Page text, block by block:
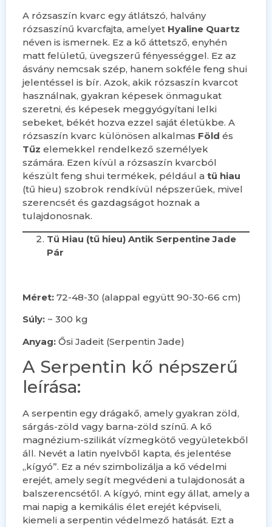
A rózsaszín kvarc egy átlátszó, halvány
rózsaszínű kvarcfajta, amelyet Hyaline Quartz
néven is ismernek. Ez a kő áttetsző, enyhén
matt felületű, üvegszerű fényességgel. Ez az
ásvány nemcsak szép, hanem sokféle feng shui
jelentéssel is bír. Azok, akik rózsaszín kvarcot
használnak, gyakran képesek önmagukat
szeretni, és képesek meggyógyítani lelki
sebeket, békét hozva ezzel saját életükbe. A
rózsaszín kvarc különösen alkalmas Föld és
Tűz elemekkel rendelkező személyek
számára. Ezen kívül a rózsaszín kvarcból
készült feng shui termékek, például a tü hiau
(tű hieu) szobrok rendkívül népszerűek, mivel
szerencsét és gazdagságot hoznak a
tulajdonosnak.
Tü Hiau (tű hieu) Antik Serpentine Jade
Pár
Méret: 72-48-30 (alappal együtt 90-30-66 cm)
Súly: ~ 300 kg
Anyag: Ősi Jadeit (Serpentin Jade)
A Serpentin kő népszerű
leírása:
A serpentin egy drágakő, amely gyakran zöld,
sárgás-zöld vagy barna-zöld színű. A kő
magnézium-szilikát vízmegkötő vegyületekből
áll. Nevét a latin nyelvből kapta, és jelentése
„kígyó”. Ez a név szimbolizálja a kő védelmi
erejét, amely segít megvédeni a tulajdonosát a
balszerencsétől. A kígyó, mint egy állat, amely a
mai napig a kemikális élet erejét képviseli,
kiemeli a serpentin védelmező hatását. Ezt a